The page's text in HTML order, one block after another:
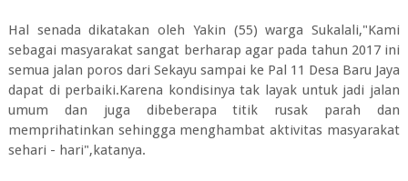
Hal senada dikatakan oleh Yakin (55) warga Sukalali,"Kami
sebagai masyarakat sangat berharap agar pada tahun 2017 ini
semua jalan poros dari Sekayu sampai ke Pal 11 Desa Baru Jaya
dapat di perbaiki.Karena kondisinya tak layak untuk jadi jalan
umum dan juga dibeberapa titik rusak parah dan
memprihatinkan sehingga menghambat aktivitas masyarakat
sehari - hari",katanya.